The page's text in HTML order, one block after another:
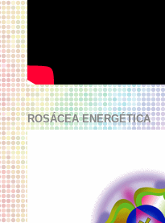
ROSÁCEA ENERGÉTICA